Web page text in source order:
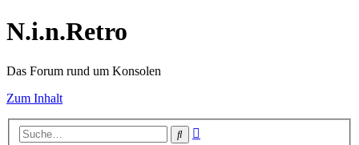
N.i.n.Retro
Das Forum rund um Konsolen
Zum Inhalt
Suche